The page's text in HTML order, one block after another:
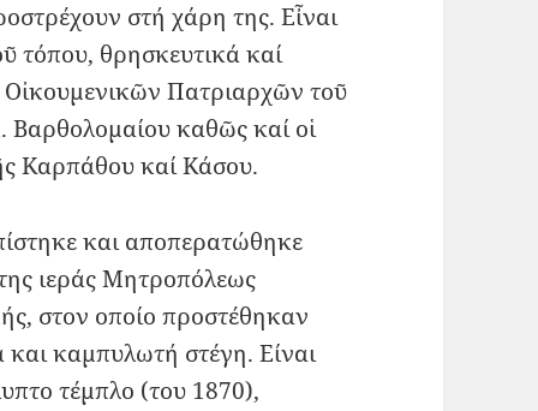
στή χάρη της. Εἶναι
τόπου, θρησκευτικά καί
Οἰκουμενικῶν Πατριαρχῶν τοῦ
καθῶς καί οἱ
Καρπάθου καί Κάσου.
και αποπερατώθηκε
ιεράς Μητροπόλεως
στον οποίο προστέθηκαν
καμπυλωτή στέγη. Είναι
τέμπλο (του 1870),